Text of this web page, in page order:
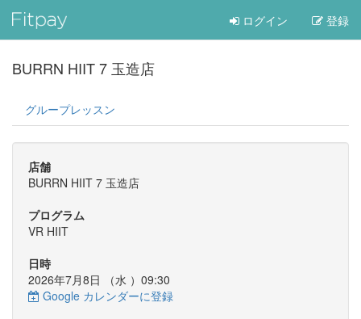
ログイン 登録
BURRN HIIT 7 玉造店
グループレッスン
店舗
BURRN HIIT 7 玉造店
プログラム
VR HIIT
日時
2026年7月8日 （水 ）09:30
Google カレンダーに登録